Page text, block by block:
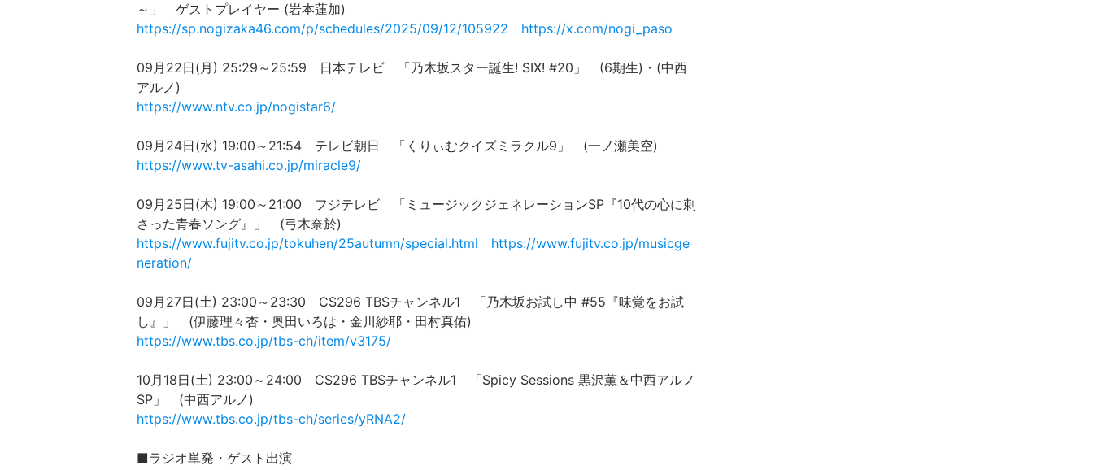
～」 ゲストプレイヤー (岩本蓮加)
https://sp.nogizaka46.com/p/schedules/2025/09/12/105922
https://x.com/nogi_paso
09月22日(月) 25:29～25:59 日本テレビ 「乃木坂スター誕生! SIX! #20」 (6期生)・(中西
アルノ)
https://www.ntv.co.jp/nogistar6/
09月24日(水) 19:00～21:54 テレビ朝日 「くりぃむクイズミラクル9」 (一ノ瀬美空)
https://www.tv-asahi.co.jp/miracle9/
09月25日(木) 19:00～21:00 フジテレビ 「ミュージックジェネレーションSP『10代の心に刺
さった青春ソング』」 (弓木奈於)
https://www.fujitv.co.jp/tokuhen/25autumn/special.html
https://www.fujitv.co.jp/musicge
neration/
09月27日(土) 23:00～23:30 CS296 TBSチャンネル1 「乃木坂お試し中 #55『味覚をお試
し』」 (伊藤理々杏・奥田いろは・金川紗耶・田村真佑)
https://www.tbs.co.jp/tbs-ch/item/v3175/
10月18日(土) 23:00～24:00 CS296 TBSチャンネル1 「Spicy Sessions 黒沢薫＆中西アルノ
SP」 (中西アルノ)
https://www.tbs.co.jp/tbs-ch/series/yRNA2/
■ラジオ単発・ゲスト出演